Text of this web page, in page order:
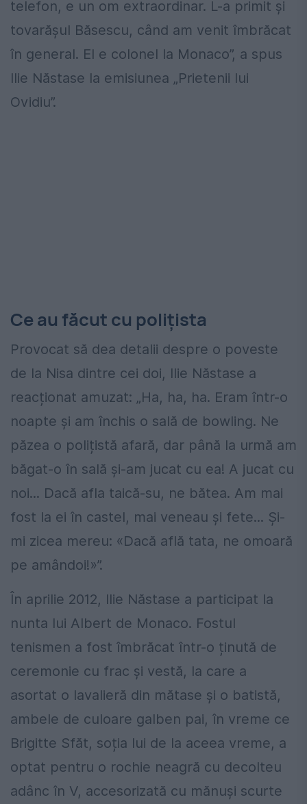
telefon, e un om extraordinar. L-a primit și
tovarășul Băsescu, când am venit îmbrăcat
în general. El e colonel la Monaco”, a spus
Ilie Năstase la emisiunea „Prietenii lui
Ovidiu”.
Ce au făcut cu polițista
Provocat să dea detalii despre o poveste
de la Nisa dintre cei doi, Ilie Năstase a
reacționat amuzat: „Ha, ha, ha. Eram într-o
noapte și am închis o sală de bowling. Ne
păzea o polițistă afară, dar până la urmă am
băgat-o în sală și-am jucat cu ea! A jucat cu
noi... Dacă afla taică-su, ne bătea. Am mai
fost la ei în castel, mai veneau și fete... Și-
mi zicea mereu: «Dacă află tata, ne omoară
pe amândoi!»”.
În aprilie 2012, Ilie Năstase a participat la
nunta lui Albert de Monaco. Fostul
tenismen a fost îmbrăcat într-o ținută de
ceremonie cu frac și vestă, la care a
asortat o lavalieră din mătase și o batistă,
ambele de culoare galben pai, în vreme ce
Brigitte Sfăt, soția lui de la aceea vreme, a
optat pentru o rochie neagră cu decolteu
adânc în V, accesorizată cu mănuși scurte